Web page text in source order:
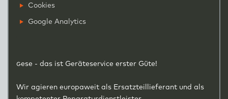
Cookies
Google Analytics
gese - das ist Geräteservice erster Güte!
Wir agieren europaweit als Ersatzteillieferant und als